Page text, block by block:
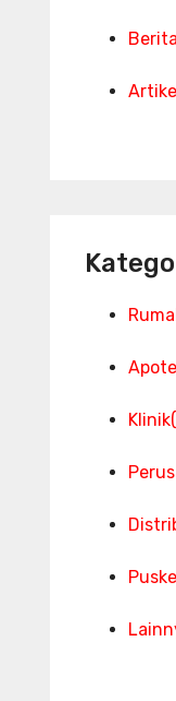
Berita
Klinik